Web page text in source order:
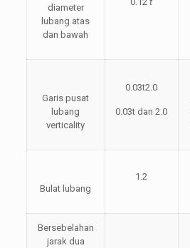
diameter
lubang atas
dan bawah
Garis pusat
lubang
verticality
0.03t2.0
0.03t dan 2.0
Bulat lubang
1.2
Bersebelahan
jarak dua